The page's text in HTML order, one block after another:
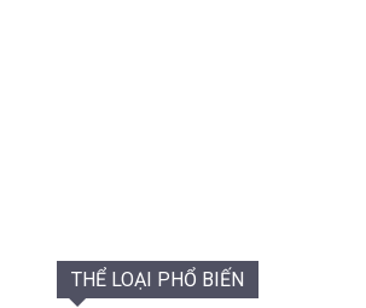
THỂ LOẠI PHỔ BIẾN